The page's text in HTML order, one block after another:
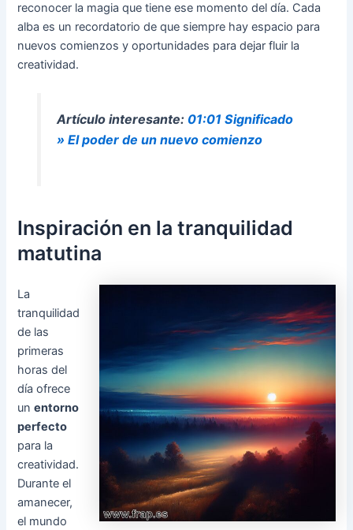
reconocer la magia que tiene ese momento del día. Cada
alba es un recordatorio de que siempre hay espacio para
nuevos comienzos y oportunidades para dejar fluir la
creatividad.
Artículo interesante: 01:01 Significado
» El poder de un nuevo comienzo
Inspiración en la tranquilidad
matutina
La
tranquilidad
de las
primeras
horas del
día ofrece
unentorno
perfecto
para la
creatividad.
Durante el
amanecer,
el mundo